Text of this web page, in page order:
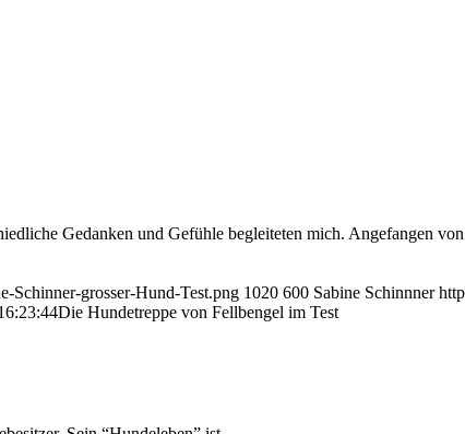
Gedanken und Gefühle begleiteten mich. Angefangen
Schinner-grosser-Hund-Test.png 1020 600 Sabine Schinnner
Die Hundetreppe von Fellbengel im Test